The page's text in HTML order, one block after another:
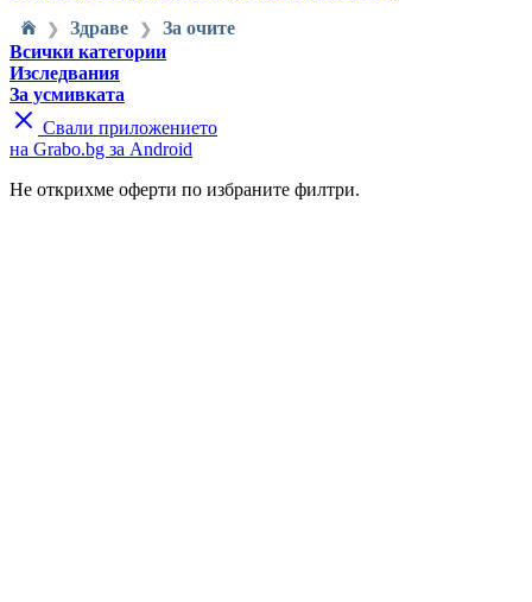
❯ Здраве ❯
За очите
Всички категории
Изследвания
За усмивката
Свали приложението
на Grabo.bg за Android
Не открихме оферти по избраните филтри.